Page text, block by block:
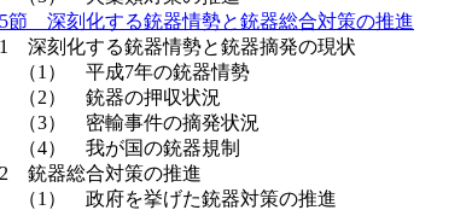
節 深刻化する銃器情勢と銃器総合対策の推進
深刻化する銃器情勢と銃器摘発の現状
1） 平成7年の銃器情勢
2） 銃器の押収状況
3） 密輸事件の摘発状況
4） 我が国の銃器規制
銃器総合対策の推進
1） 政府を挙げた銃器対策の推進